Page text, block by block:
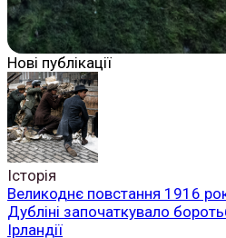
Нові публікації
Історія
Великоднє повстання 1916
Дубліні започаткувало
Ірландії